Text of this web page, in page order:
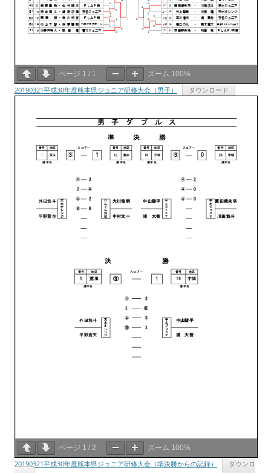
ページ 1 / 1 ズーム 100%
20190321平成30年度熊本県ジュニア研修大会（男子） ダウンロード
ページ 1 / 2 ズーム 100%
20190321平成30年度熊本県ジュニア研修大会（準決勝からの記録）
ダウンロ